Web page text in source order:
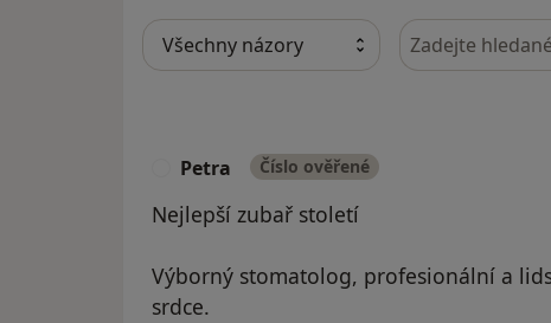
Hledejte v
Petra Číslo ověřené
Nejlepší zubař století
Výborný stomatolog, profesionální a
srdce.